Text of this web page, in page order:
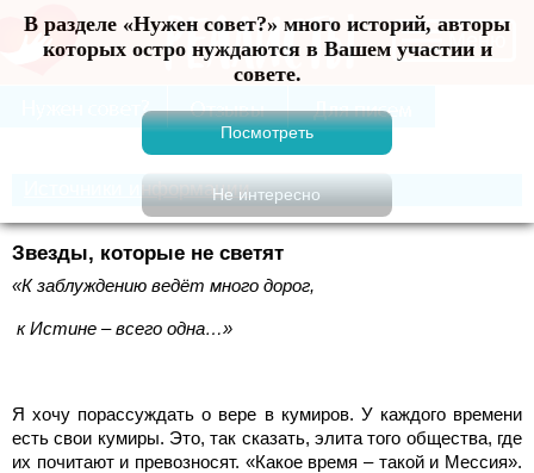
В разделе «Нужен совет?» много историй, авторы
которых остро нуждаются в Вашем участии и
совете.
Меню
Источники информации
Звезды, которые не светят
«К заблуждению ведёт много дорог,
к Истине – всего одна…»
Я хочу порассуждать о вере в кумиров. У каждого времени
есть свои кумиры. Это, так сказать, элита того общества, где
их почитают и превозносят. «Какое время – такой и Мессия».